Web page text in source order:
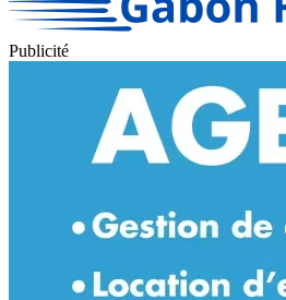
Publicité